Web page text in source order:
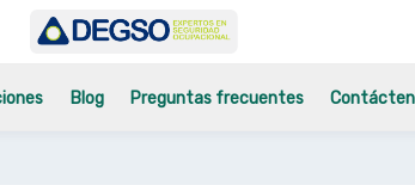
Blog Preguntas frecuentes